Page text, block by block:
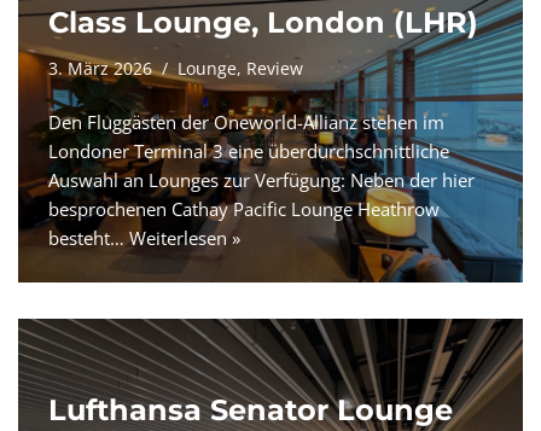
Class Lounge, London (LHR)
3. März 2026 Lounge, Review
Den Fluggästen der Oneworld-Allianz stehen im
Londoner Terminal 3 eine überdurchschnittliche
Auswahl an Lounges zur Verfügung: Neben der hier
besprochenen Cathay Pacific Lounge Heathrow
besteht…Weiterlesen »
Lufthansa Senator Lounge